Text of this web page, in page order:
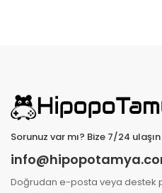
Sorunuz var mı? Bize 7/24 ulaşın
Doğrudan e-posta veya destek